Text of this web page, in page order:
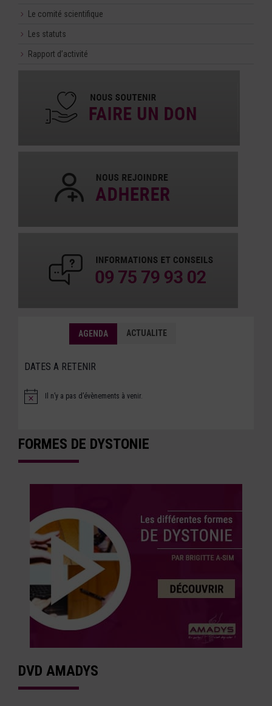
Le comité scientifique
Les statuts
Rapport d’activité
AGENDA ACTUALITE
DATES A RETENIR
Notice Il n’y a pas d’évènements à venir.
FORMES DE DYSTONIE
DVD AMADYS